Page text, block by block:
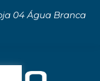
04 Água Branca